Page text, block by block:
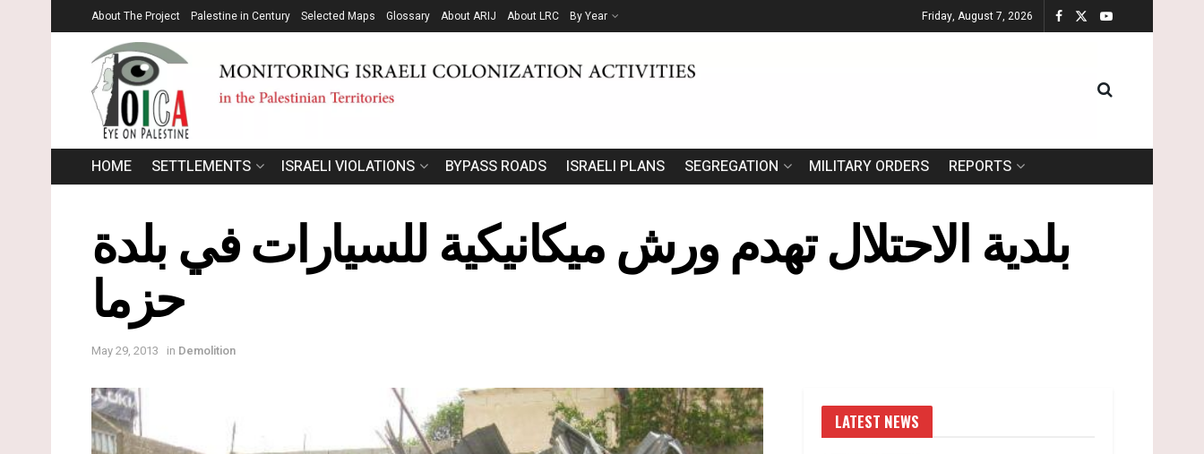
About The Project Palestine in Century Selected Maps Glossary About ARIJ About LRC By Year Friday, August 7, 2026
HOME SETTLEMENTS ISRAELI VIOLATIONS BYPASS ROADS ISRAELI PLANS SEGREGATION MILITARY ORDERS REPORTS
بلدية الاحتلال تهدم ورش ميكانيكية للسيارات في بلدة
حزما
May 29, 2013 in Demolition
LATEST NEWS